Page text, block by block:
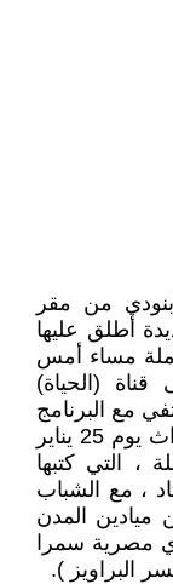
من مقر
أطلق عليها
مساء أمس
(الحياة)
مع البرنامج
، وذلك في أول ظهور له منذ تفجر الأحداث يوم 25 يناير
، التي كتبها
، مع الشباب
ميادين المدن
مصرية سمرا
البراويز ).